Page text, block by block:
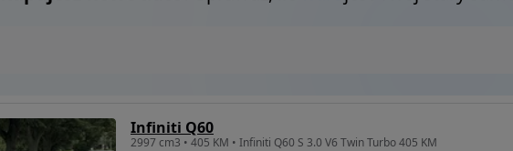
Infiniti Q60
2997 cm3 • 405 KM • Infiniti Q60 S 3.0 V6 Twin Turbo 405 KM